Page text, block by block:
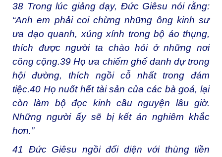
38 Trong lúc giảng dạy, Đức Giêsu nói rằng:
“Anh em phải coi chừng những ông kinh sư
ưa dạo quanh, xúng xính trong bộ áo thụng,
thích được người ta chào hỏi ở những nơi
công cộng.39 Họ ưa chiếm ghế danh dự trong
hội đường, thích ngồi cỗ nhất trong đám
tiệc.40 Họ nuốt hết tài sản của các bà goá, lại
còn làm bộ đọc kinh cầu nguyện lâu giờ.
Những người ấy sẽ bị kết án nghiêm khắc
hơn.”
41 Đức Giêsu ngồi đối diện với thùng tiền